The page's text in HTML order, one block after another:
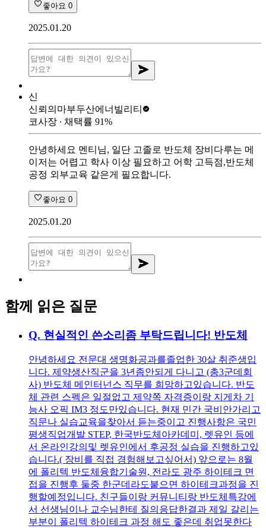
좋아요 0
2025.01.20
신
신뢰의마부두산에너빌리티
코사장 ∙ 채택률 91%
안녕하세요 멘티님, 일단 고졸로 반도체 장비다루는 메
이저는 어렵고 학사 이상 필요하고 어학 고득점,반도체
공정 외부교육 같은게 필요합니다.
좋아요 0
2025.01.20
함께 읽은 질문
Q. 현실적인 쓴소리좀 부탁드립니다! 반도체
안녕하세요 전문대 생명화공과를졸업한 30살 취준생입
니다. 제약생산직군을 3년좀안되게 다니고 (총3군데회
사) 반도체 메인터넌스 직무를 희망하고있습니다. 반도
체 관련 스펙은 일절없고 제약쪽 자격증이랑 지게차 기
능사 오픽 IM3 정도만있습니다. 현재 민간 국비안가리고
직문나 실습교육을찾아서 듣는중이고 진행사항은 국민
평생직업개발 STEP, 한국반도체아카데미, 렛유인 등에
서 온라인강의및 렛유인에서 후공정 실습을 진행하고있
습니다.( 장비를 직접 경험해보고싶어서) 앞으로는 8월
에 폴리텍 반도체융합기술원, 전라도 광주 하이테크 면
접을 진행후 둘중 한군데라도붙으면 하이테크과정을 진
행할예정입니다. 친구들이랑 커뮤니티랑 반도체특강에
서 선생님이나 교수님한테 질의응답한결과 제일 갈리는
부분이 폴리텍 하이테크 과정 해도 좋은데 취업못한다